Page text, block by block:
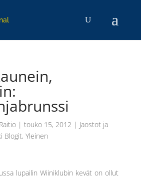
| touko 15, 2012 | Jaostot ja
Blogit, Yleinen
lupailin Wiiniklubin kevät on ollut